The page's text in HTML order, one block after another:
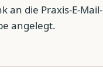
an die Praxis-E-Mail-
angelegt.